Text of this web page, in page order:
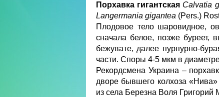
Порхавка гигантская Calvatia
Langermania gigantea (Pers.)
Плодовое тело шаровидное,
сначала белое, позже буреет,
бежувате, далее пурпурно-
части. Споры 4-5 мкм в
Рекордсмена Украина –
дворе бывшего колхоза
из села Березна Воля